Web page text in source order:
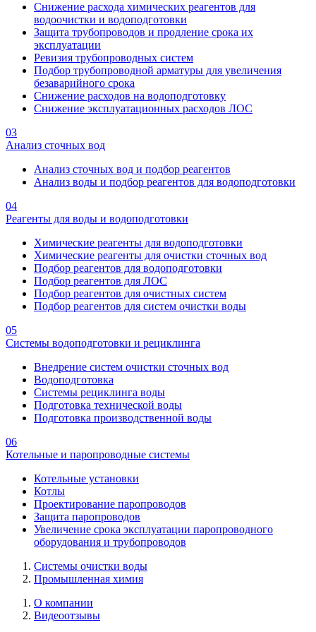
Снижение расхода химических реагентов для
водоочистки и водоподготовки
Защита трубопроводов и продление срока их
эксплуатации
Ревизия трубопроводных систем
Подбор трубопроводной арматуры для увеличения
безаварийного срока
Снижение расходов на водоподготовку
Снижение эксплуатационных расходов ЛОС
03
Анализ сточных вод
Анализ сточных вод и подбор реагентов
Анализ воды и подбор реагентов для водоподготовки
04
Реагенты для воды и водоподготовки
Химические реагенты для водоподготовки
Химические реагенты для очистки сточных вод
Подбор реагентов для водоподготовки
Подбор реагентов для ЛОС
Подбор реагентов для очистных систем
Подбор реагентов для систем очистки воды
05
Системы водоподготовки и рециклинга
Внедрение систем очистки сточных вод
Водоподготовка
Системы рециклинга воды
Подготовка технической воды
Подготовка производственной воды
06
Котельные и паропроводные системы
Котельные установки
Котлы
Проектирование паропроводов
Защита паропроводов
Увеличение срока эксплуатации паропроводного
оборудования и трубопроводов
Системы очистки воды
Промышленная химия
О компании
Видеоотзывы